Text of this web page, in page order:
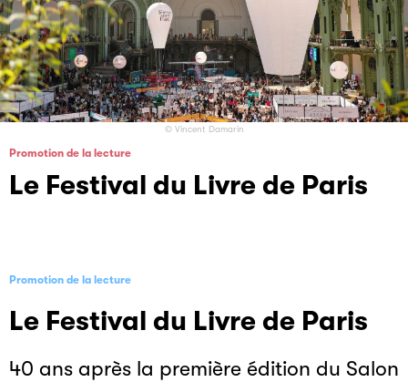
© Vincent Damarin
Promotion de la lecture
Le Festival du Livre de Paris
Promotion de la lecture
Le Festival du Livre de Paris
40 ans après la première édition du Salon